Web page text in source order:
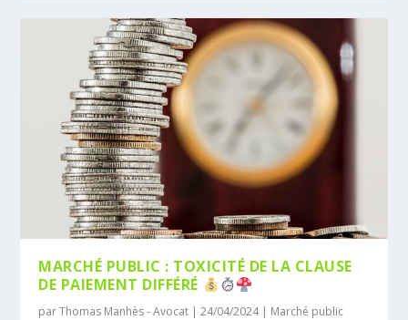
MARCHÉ PUBLIC : TOXICITÉ DE LA CLAUSE
DE PAIEMENT DIFFÉRÉ
parThomas Manhès - Avocat |24/04/2024| Marché public